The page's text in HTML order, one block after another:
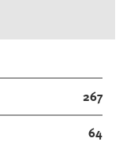
267
64